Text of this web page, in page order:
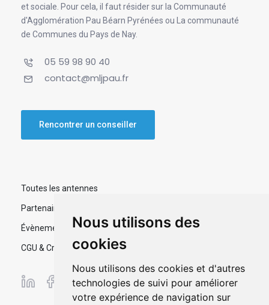
Nous utilisons des
cookies
Nous utilisons des cookies et d'autres
technologies de suivi pour améliorer
votre expérience de navigation sur
et sociale. Pour cela, il faut résider sur la Communauté
d'Agglomération Pau Béarn Pyrénées ou La communauté
de Communes du Pays de Nay.
05 59 98 90 40
contact@mljpau.fr
Rencontrer un conseiller
Toutes les antennes
Partenaires
Évènements
CGU & Crédits